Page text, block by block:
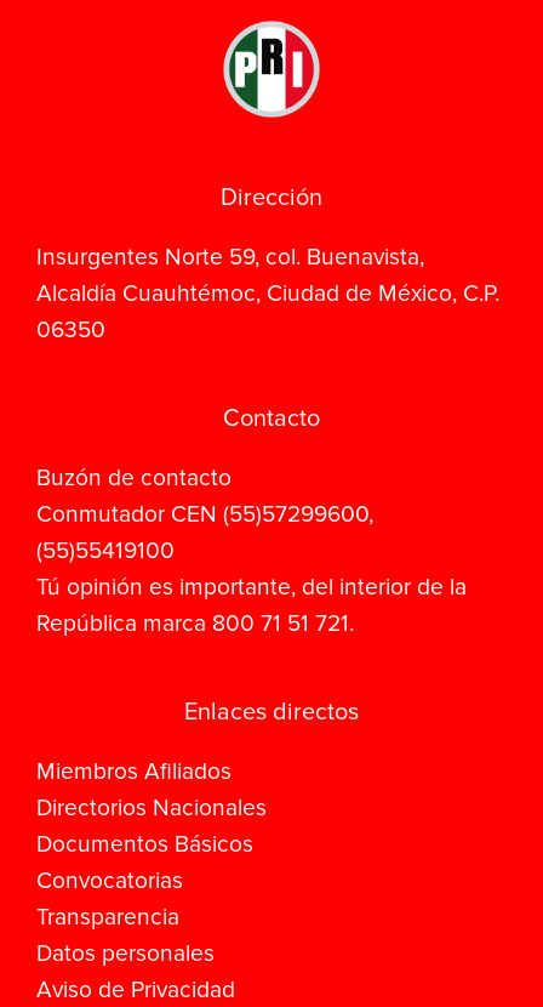
Dirección
Insurgentes Norte 59, col. Buenavista,
Alcaldía Cuauhtémoc, Ciudad de México, C.P.
06350
Contacto
Buzón de contacto
Conmutador CEN (55)57299600,
(55)55419100
Tú opinión es importante, del interior de la
República marca 800 71 51 721.
Enlaces directos
Miembros Afiliados
Directorios Nacionales
Documentos Básicos
Convocatorias
Transparencia
Datos personales
Aviso de Privacidad